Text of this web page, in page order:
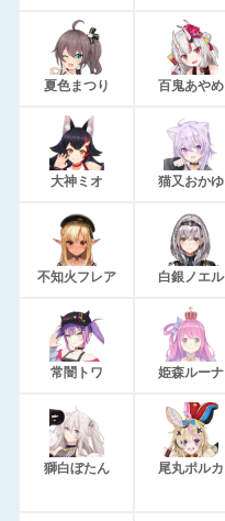
夏色まつり 百鬼あやめ
大神ミオ 猫又おかゆ
不知火フレア 白銀ノエル
常闇トワ 姫森ルーナ
獅白ぼたん 尾丸ポルカ